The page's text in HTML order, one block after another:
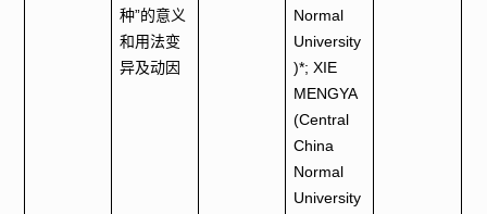
种”的意义
和用法变
异及动因
Normal
University
)*; XIE
MENGYA
(Central
China
Normal
University